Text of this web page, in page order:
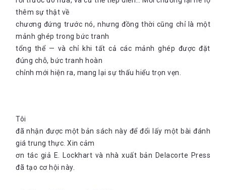
thêm sự thật về
chương đứng trước nó, nhưng đồng thời cũng chỉ là một
mảnh ghép trong bức tranh
tổng thể — và chỉ khi tất cả các mảnh ghép được đặt
đúng chỗ, bức tranh hoàn
chỉnh mới hiện ra, mang lại sự thấu hiểu trọn vẹn.
Tôi
đã nhận được một bản sách này để đổi lấy một bài đánh
giá trung thực. Xin cảm
ơn tác giả E. Lockhart và nhà xuất bản Delacorte Press
đã tạo cơ hội này.